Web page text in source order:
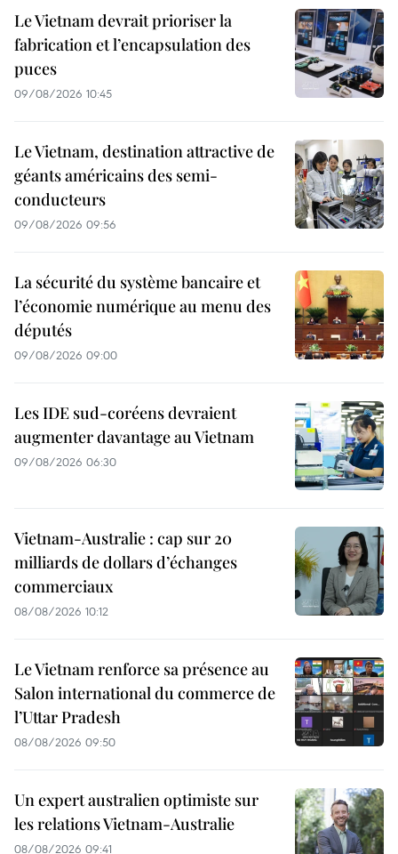
Le Vietnam devrait prioriser la
fabrication et l’encapsulation des
puces
09/08/2026 10:45
Le Vietnam, destination attractive de
géants américains des semi-
conducteurs
09/08/2026 09:56
La sécurité du système bancaire et
l’économie numérique au menu des
députés
09/08/2026 09:00
Les IDE sud-coréens devraient
augmenter davantage au Vietnam
09/08/2026 06:30
Vietnam-Australie : cap sur 20
milliards de dollars d’échanges
commerciaux
08/08/2026 10:12
Le Vietnam renforce sa présence au
Salon international du commerce de
l’Uttar Pradesh
08/08/2026 09:50
Un expert australien optimiste sur
les relations Vietnam-Australie
08/08/2026 09:41